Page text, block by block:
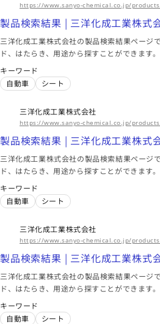
https://www.sanyo-chemical.co.jp/
製品検索結果 | 三洋化成工業株式
三洋化成工業株式会社の製品検索結果ページ
ド、はたらき、用途から探すことができます。
キーワード
自動車
シート
三洋化成工業株式会社
https://www.sanyo-chemical.co.jp/
製品検索結果 | 三洋化成工業株式
三洋化成工業株式会社の製品検索結果ページ
ド、はたらき、用途から探すことができます。
キーワード
自動車
シート
三洋化成工業株式会社
https://www.sanyo-chemical.co.jp/
製品検索結果 | 三洋化成工業株式
三洋化成工業株式会社の製品検索結果ページ
ド、はたらき、用途から探すことができます。
キーワード
自動車
シート